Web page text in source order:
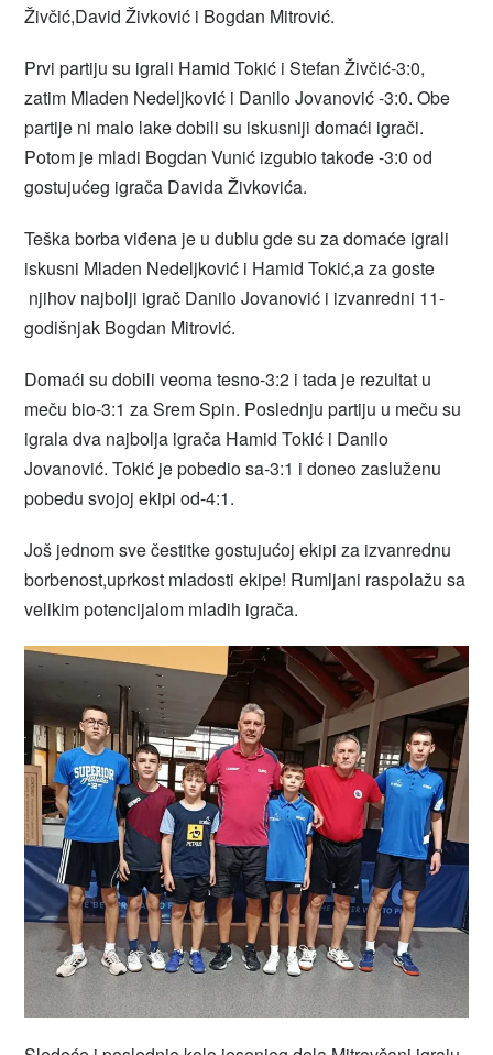
Živčić,David Živković i Bogdan Mitrović.
Prvi partiju su igrali Hamid Tokić i Stefan Živčić-3:0,
zatim Mladen Nedeljković i Danilo Jovanović -3:0. Obe
partije ni malo lake dobili su iskusniji domaći igrači.
Potom je mladi Bogdan Vunić izgubio takođe -3:0 od
gostujućeg igrača Davida Živkovića.
Teška borba viđena je u dublu gde su za domaće igrali
iskusni Mladen Nedeljković i Hamid Tokić,a za goste
njihov najbolji igrač Danilo Jovanović i izvanredni 11-
godišnjak Bogdan Mitrović.
Domaći su dobili veoma tesno-3:2 i tada je rezultat u
meču bio-3:1 za Srem Spin. Poslednju partiju u meču su
igrala dva najbolja igrača Hamid Tokić i Danilo
Jovanović. Tokić je pobedio sa-3:1 i doneo zasluženu
pobedu svojoj ekipi od-4:1.
Još jednom sve čestitke gostujućoj ekipi za izvanrednu
borbenost,uprkost mladosti ekipe! Rumljani raspolažu sa
velikim potencijalom mladih igrača.